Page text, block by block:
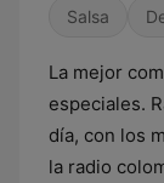
Salsa
La mejor
especiales.
día, con los
la radio